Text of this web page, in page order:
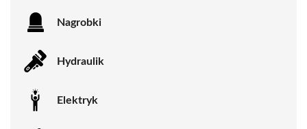
Nagrobki
Hydraulik
Elektryk